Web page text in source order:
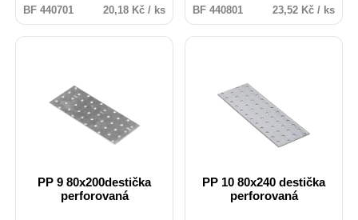
BF 440701 20,18 Kč / ks BF 440801 23,52 Kč / ks
PP 9 80x200destička
perforovaná
PP 10 80x240 destička
perforovaná